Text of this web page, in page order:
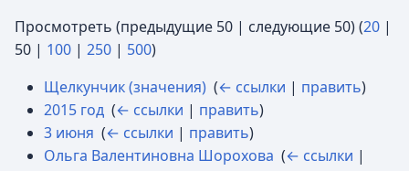
Просмотреть (предыдущие 50 | следующие 50) (20 |
50 | 100 | 250 | 500)
Щелкунчик (значения) (← ссылки | править)
2015 год (← ссылки | править)
3 июня (← ссылки | править)
Ольга Валентиновна Шорохова (← ссылки |